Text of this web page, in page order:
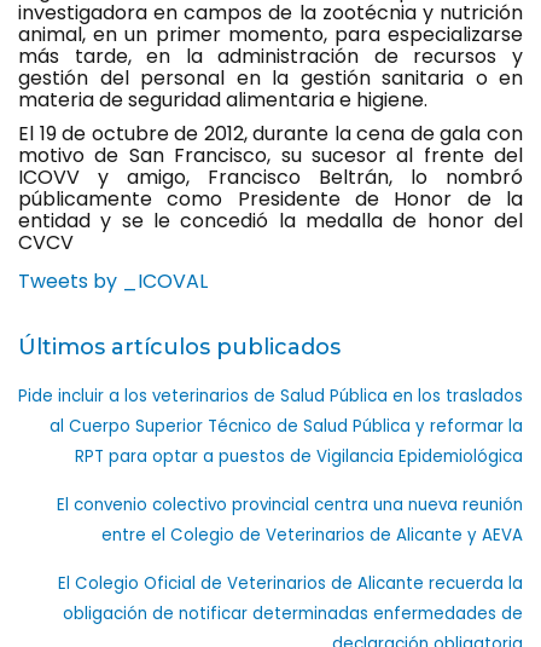
investigadora en campos de la zootécnia y nutrición
animal, en un primer momento, para especializarse
más tarde, en la administración de recursos y
gestión del personal en la gestión sanitaria o en
materia de seguridad alimentaria e higiene.
El 19 de octubre de 2012, durante la cena de gala con
motivo de San Francisco, su sucesor al frente del
ICOVV y amigo, Francisco Beltrán, lo nombró
públicamente como Presidente de Honor de la
entidad y se le concedió la medalla de honor del
CVCV
Tweets by _ICOVAL
Últimos artículos publicados
Pide incluir a los veterinarios de Salud Pública en los traslados
al Cuerpo Superior Técnico de Salud Pública y reformar la
RPT para optar a puestos de Vigilancia Epidemiológica
El convenio colectivo provincial centra una nueva reunión
entre el Colegio de Veterinarios de Alicante y AEVA
El Colegio Oficial de Veterinarios de Alicante recuerda la
obligación de notificar determinadas enfermedades de